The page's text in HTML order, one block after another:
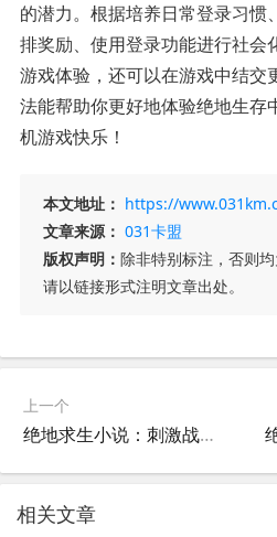
的潜力。根据培养日常登录习惯
排奖励、使用登录功能进行社会
游戏体验，还可以在游戏中结交
法能帮助你更好地体验绝地生存
机游戏快乐！
本文地址： https://
文章来源： 031卡盟
版权声明： 除非特别标注，否则
请以链接形式注明文章出处。
上一个
绝地求生小说：刺激战场的冒险故事-绝地求生题材小说：生存竞技的精彩篇章
相关文章